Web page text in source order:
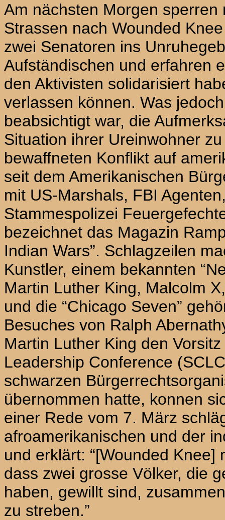
Am nächsten Morgen
Strassen nach Wounded
zwei Senatoren ins
Aufständischen und erfahren
den Aktivisten solidarisiert
verlassen können. Was
beabsichtigt war, die
Situation ihrer Ureinwohner
bewaffneten Konflikt auf
seit dem Amerikanischen
mit US-Marshals, FBI
Stammespolizei
bezeichnet das Маgazin
Indian Wars”. Schlagzeilen
Kunstler, einem bekannten
Martin Luther King, Маlсоlm
und die “Chicago Seven”
Besuches von Ralph
Martin Luther King den
Leadership Conference
schwarzen
übernommen hatte, konnen
einer Rede vom 7. März
afroamerikanischen und der
und erklärt: “[Wounded
dass zwei grosse Völker, die
haben, gewillt sind,
zu streben.”